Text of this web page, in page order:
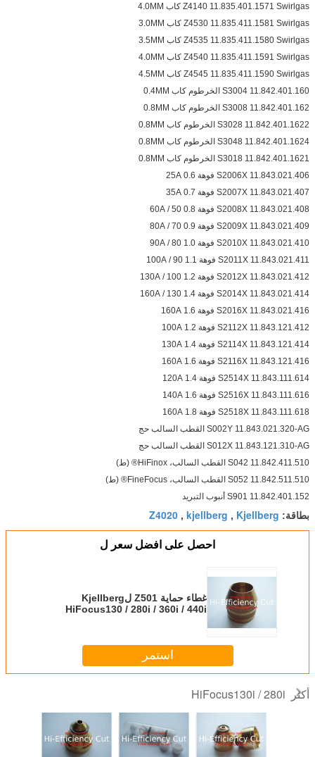
Z4140 11.835.401.1571 Swirlgas كاب 4.0MM
Z4530 11.835.411.1581 Swirlgas كاب 3.0MM
Z4535 11.835.411.1580 Swirlgas كاب 3.5MM
Z4540 11.835.411.1591 Swirlgas كاب 4.0MM
Z4545 11.835.411.1590 Swirlgas كاب 4.5MM
S3004 11.842.401.160 الخرطوم كاب 0.4MM
S3008 11.842.401.162 الخرطوم كاب 0.8MM
S3028 11.842.401.1622 الخرطوم كاب 0.8MM
S3048 11.842.401.1624 الخرطوم كاب 0.8MM
S3018 11.842.401.1621 الخرطوم كاب 0.8MM
S2006X 11.843.021.406 فوهة 0.6 25A
S2007X 11.843.021.407 فوهة 0.7 35A
S2008X 11.843.021.408 فوهة 0.8 50 / 60A
S2009X 11.843.021.409 فوهة 0.9 70 / 80A
S2010X 11.843.021.410 فوهة 1.0 80 / 90A
S2011X 11.843.021.411 فوهة 1.1 90 / 100A
S2012X 11.843.021.412 فوهة 1.2 100 / 130A
S2014X 11.843.021.414 فوهة 1.4 130 / 160A
S2016X 11.843.021.416 فوهة 1.6 160A
S2112X 11.843.121.412 فوهة 1.2 100A
S2114X 11.843.121.414 فوهة 1.4 130A
S2116X 11.843.121.416 فوهة 1.6 160A
S2514X 11.843.111.614 فوهة 1.4 120A
S2516X 11.843.111.616 فوهة 1.6 140A
S2518X 11.843.111.618 فوهة 1.8 160A
S002Y 11.843.021.320-AG القطب السالب حج
S012X 11.843.121.310-AG القطب السالب حج
S042 11.842.411.510 القطب السالب، HiFinox® (ط)
S052 11.842.511.510 القطب السالب، FineFocus® (ط)
S901 11.842.401.152 أنبوب التبريد
بطاقة: Kjellberg
,
kjellberg
,
Z4020
احصل على افضل سعر ل
غطاء حماية Z501 لKjellberg
HiFocus130 / 280i / 360i / 440i
استمر
أكثر HiFocus130i / 280i